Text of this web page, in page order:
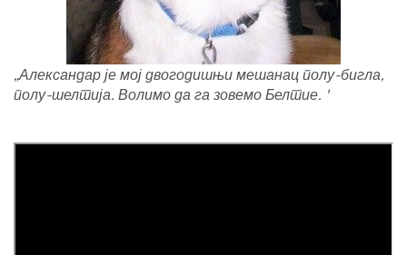
„Александар је мој двогодишњи мешанац полу-бигла,
полу-шелтија. Волимо да га зовемо Белтие. '